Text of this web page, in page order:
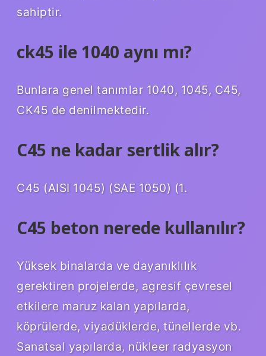
sahiptir.
ck45 ile 1040 aynı mı?
Bunlara genel tanımlar 1040, 1045, C45,
CK45 de denilmektedir.
C45 ne kadar sertlik alır?
C45 (AISI 1045) (SAE 1050) (1.
C45 beton nerede kullanılır?
Yüksek binalarda ve dayanıklılık
gerektiren projelerde, agresif çevresel
etkilere maruz kalan yapılarda,
köprülerde, viyadüklerde, tünellerde vb.
Sanatsal yapılarda, nükleer radyasyon